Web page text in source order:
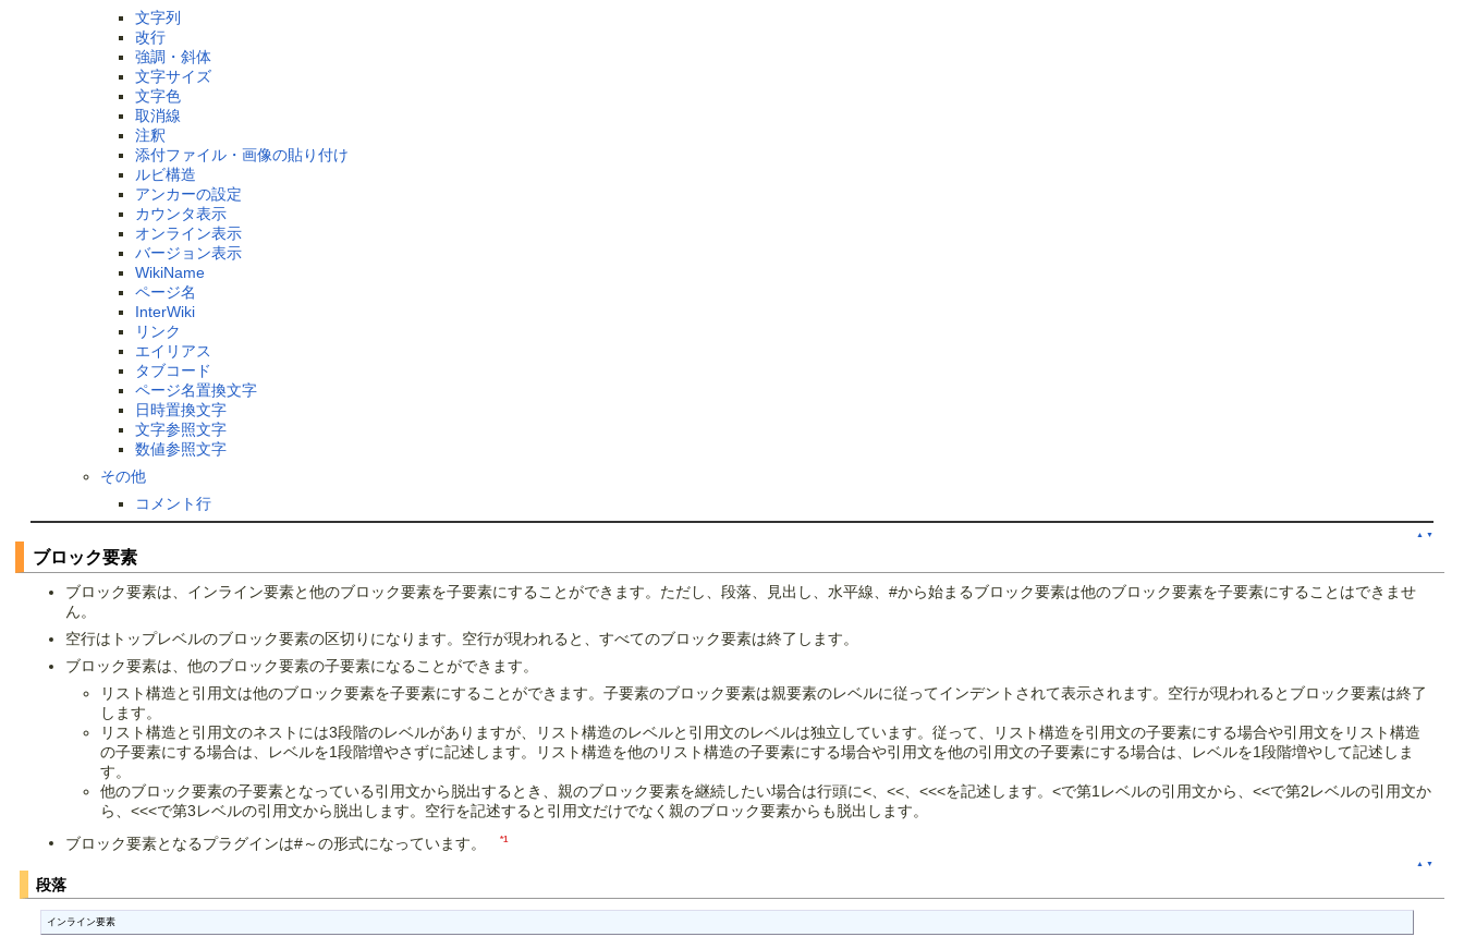
文字列
改行
強調・斜体
文字サイズ
文字色
取消線
注釈
添付ファイル・画像の貼り付け
ルビ構造
アンカーの設定
カウンタ表示
オンライン表示
バージョン表示
WikiName
ページ名
InterWiki
リンク
エイリアス
タブコード
ページ名置換文字
日時置換文字
文字参照文字
数値参照文字
その他
コメント行
▲ ▼
ブロック要素
ブロック要素は、インライン要素と他のブロック要素を子要素にすることができます。ただし、段落、見出し、水平線、#から始まるブロック要素は他のブロック要素を子要素にすることはできませ
ん。
空行はトップレベルのブロック要素の区切りになります。空行が現われると、すべてのブロック要素は終了します。
ブロック要素は、他のブロック要素の子要素になることができます。
リスト構造と引用文は他のブロック要素を子要素にすることができます。子要素のブロック要素は親要素のレベルに従ってインデントされて表示されます。空行が現われるとブロック要素は終了
します。
リスト構造と引用文のネストには3段階のレベルがありますが、リスト構造のレベルと引用文のレベルは独立しています。従って、リスト構造を引用文の子要素にする場合や引用文をリスト構造
の子要素にする場合は、レベルを1段階増やさずに記述します。リスト構造を他のリスト構造の子要素にする場合や引用文を他の引用文の子要素にする場合は、レベルを1段階増やして記述しま
す。
他のブロック要素の子要素となっている引用文から脱出するとき、親のブロック要素を継続したい場合は行頭に<、<<、<<<を記述します。<で第1レベルの引用文から、<<で第2レベルの引用文か
ら、<<<で第3レベルの引用文から脱出します。空行を記述すると引用文だけでなく親のブロック要素からも脱出します。
ブロック要素となるプラグインは#～の形式になっています。
*1
▲ ▼
段落
インライン要素